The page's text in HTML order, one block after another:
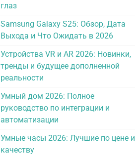
глаз
Samsung Galaxy S25: Обзор, Дата
Выхода и Что Ожидать в 2026
Устройства VR и AR 2026: Новинки,
тренды и будущее дополненной
реальности
Умный дом 2026: Полное
руководство по интеграции и
автоматизации
Умные часы 2026: Лучшие по цене и
качеству